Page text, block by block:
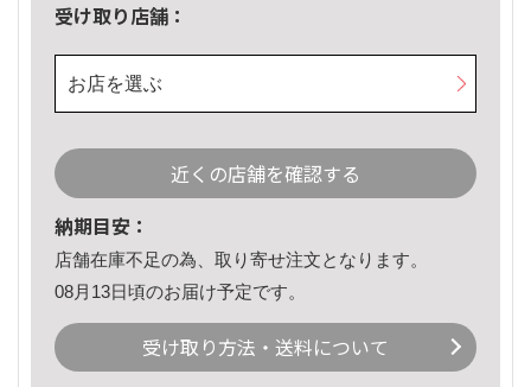
受け取り店舗：
お店を選ぶ
近くの店舗を確認する
納期目安：
店舗在庫不足の為、取り寄せ注文となります。
08月13日頃のお届け予定です。
受け取り方法・送料について